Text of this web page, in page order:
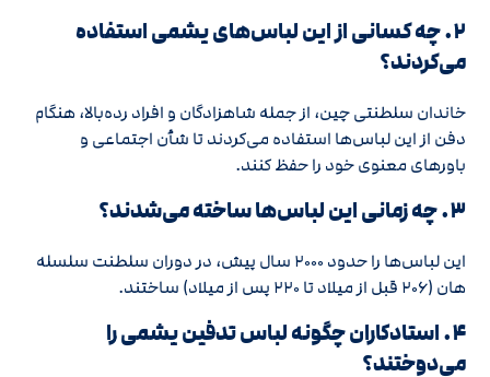
۲. چه کسانی از این لباس‌های یشمی استفاده
می‌کردند؟
خاندان سلطنتی چین، از جمله شاهزادگان و افراد رده‌بالا، هنگام
دفن از این لباس‌ها استفاده می‌کردند تا شأن اجتماعی و
باورهای معنوی خود را حفظ کنند.
۳. چه زمانی این لباس‌ها ساخته می‌شدند؟
این لباس‌ها را حدود ۲۰۰۰ سال پیش، در دوران سلطنت سلسله
هان (۲۰۶ قبل از میلاد تا ۲۲۰ پس از میلاد) ساختند.
۴. استادکاران چگونه لباس تدفین یشمی را
می‌دوختند؟